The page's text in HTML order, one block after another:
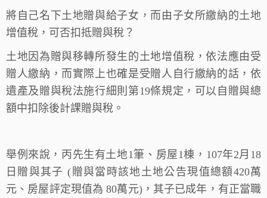
將自己名下土地贈與給子女，而由子女所繳納的土地
增值稅，可否扣抵贈與稅？
土地因為贈與移轉所發生的土地增值稅，依法應由受
贈人繳納，而實際上也確是受贈人自行繳納的話，依
遺產及贈與稅法施行細則第19條規定，可以自贈與總
額中扣除後計課贈與稅。
舉例來說，丙先生有土地1筆、房屋1棟，107年2月18
日贈與其子 (贈與當時該地土地公告現值總額420萬
元、房屋評定現值為 80萬元)，其子已成年，有正當職